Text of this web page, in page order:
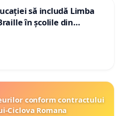
să includă Limba
în școlile din
conform contractului
Ciclova Romana